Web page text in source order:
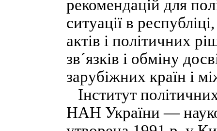
рекомендацій для
ситуації в
актів і політичних
зв´язків і обміну
зарубіжних країн і
Інститут
НАН України —